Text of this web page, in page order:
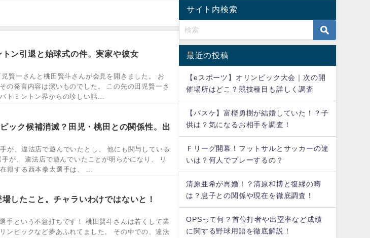
ン引退と始球式の件。実家や彼女
賢一さんと桃田賢斗さんが会見を開きました。 お
の発言内容は潔いものでした。 この先の田児賢一さ
トミントン界からの珍しい話...
ック候補消滅？田児・桃田との関係性。出
が、違法店で遊んでいたとし、 他にも関与している
が、 違法店で遊んでいたことが明らかになり、 リ
籍する西本拳太選手は、 ...
したこと。チャラいわけではないと！
手という不意打ちです！ 桃田賢斗さんは若くして業
ンピックなど夢あふれてました。 その中での、違法
サイト内検索
最近の投稿
【eスポーツ】オリンピック大会｜次の開
催場所はどこ？競技種目も詳しく調査
【バスケ】富樫勇樹が結婚していた！？子
供は？気になるお相手を調査！
Ｆリーグ開幕！フットサルとサッカーの違
いは？何人でプレーするの？
清原亜希が再婚！？清原和博と復縁の噂
は？息子との関係や現在を徹底調査！
OPSって何？首位打者や出塁率など成績
に関する野球用語を徹底解説！